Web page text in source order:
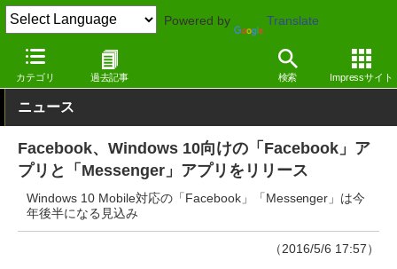
Powered by Translate
カテゴリ 過去記事 検索 Impressサイト
窓の杜 インターネット Windows
ニュース
Facebook、Windows 10向けの「Facebook」ア
プリと「Messenger」アプリをリリース
Windows 10 Mobile対応の「Facebook」「Messenger」は今
年後半になる見込み
（2016/5/6 17:57）